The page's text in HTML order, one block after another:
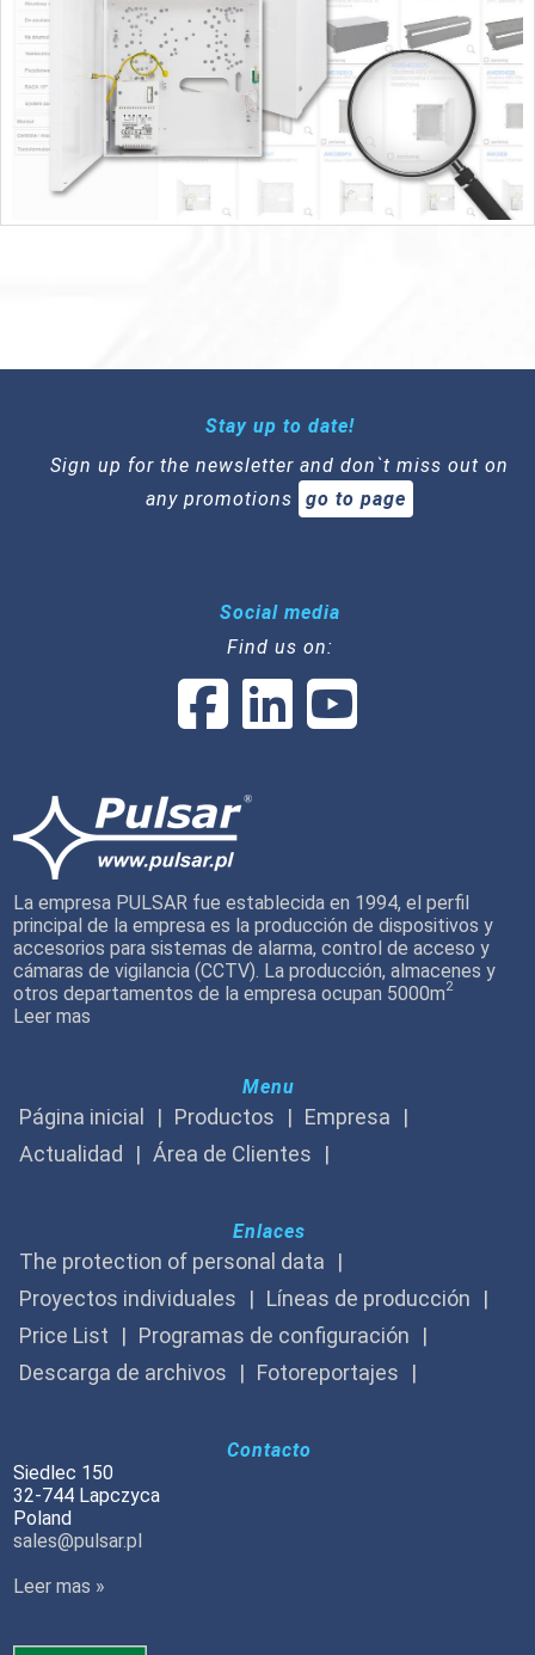
Stay up to date!
Sign up for the newsletter and don`t miss out on
any promotions
go to page
Social media
Find us on:
La empresa PULSAR fue establecida en 1994, el perfil
principal de la empresa es la producción de dispositivos y
accesorios para sistemas de alarma, control de acceso y
cámaras de vigilancia (CCTV). La producción, almacenes y
otros departamentos de la empresa ocupan 5000m2
Leer mas
Menu
Página inicial Productos
Empresa
Actualidad
Área de Clientes
Enlaces
The protection of personal data
Proyectos individuales
Líneas de producción
Price List
Programas de configuración
Descarga de archivos
Fotoreportajes
Contacto
Siedlec 150
32-744 Lapczyca
Poland
sales@pulsar.pl
Leer mas »